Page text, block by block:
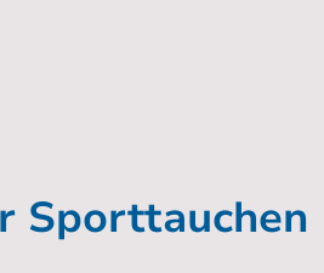
Sporttauchen